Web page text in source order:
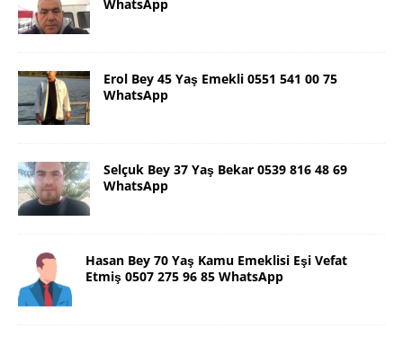
WhatsApp
Erol Bey 45 Yaş Emekli 0551 541 00 75
WhatsApp
Selçuk Bey 37 Yaş Bekar 0539 816 48 69
WhatsApp
Hasan Bey 70 Yaş Kamu Emeklisi Eşi Vefat
Etmiş 0507 275 96 85 WhatsApp